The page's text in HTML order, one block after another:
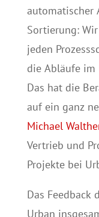
automatischer
Sortierung:
jeden
die Abläufe im
Das hat die
auf ein ganz
Michael
Vertrieb und
Projekte bei
Das Feedback
Urban